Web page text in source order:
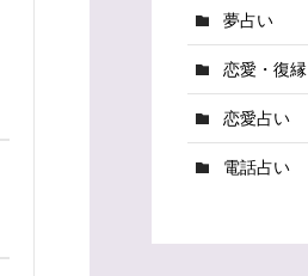
夢占い
恋愛・復縁
恋愛占い
電話占い